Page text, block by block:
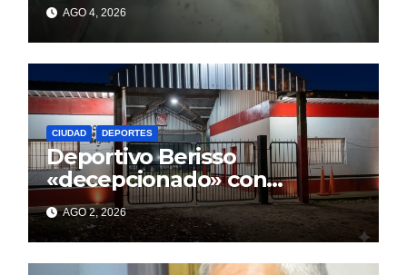
AGO 4, 2026
CIUDAD DEPORTES
Deportivo Berisso
«decepcionado» con
Cagliardi y sus promesas
incumplidas
AGO 2, 2026